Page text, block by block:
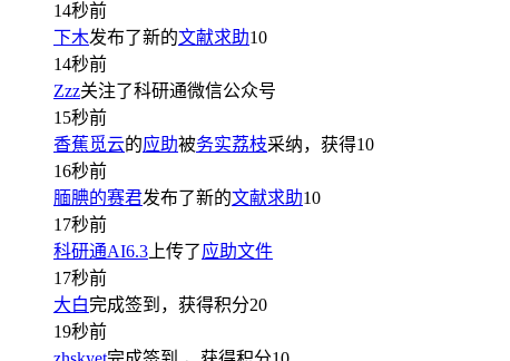
14秒前
下木发布了新的文献求助10
14秒前
Zzz关注了科研通微信公众号
15秒前
香蕉觅云的应助被务实荔枝采纳，获得10
16秒前
腼腆的赛君发布了新的文献求助10
17秒前
科研通AI6.3 上传了应助文件
17秒前
大白完成签到，获得积分20
19秒前